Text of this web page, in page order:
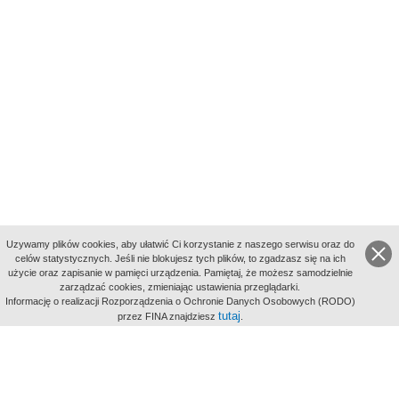
aktywności
Uzywamy plików cookies, aby ułatwić Ci korzystanie z naszego serwisu oraz do
celów statystycznych. Jeśli nie blokujesz tych plików, to zgadzasz się na ich
użycie oraz zapisanie w pamięci urządzenia. Pamiętaj, że możesz samodzielnie
zarządzać cookies, zmieniając ustawienia przeglądarki.
Informację o realizacji Rozporządzenia o Ochronie Danych Osobowych (RODO)
przez FINA znajdziesz tutaj